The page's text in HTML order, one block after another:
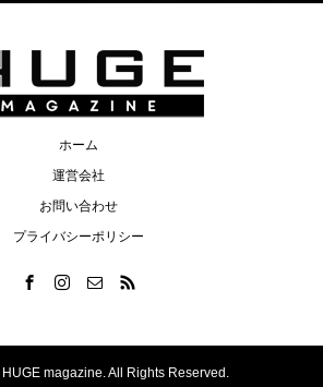
ホーム
運営会社
お問い合わせ
プライバシーポリシー
HUGE magazine. All Rights Reserved.